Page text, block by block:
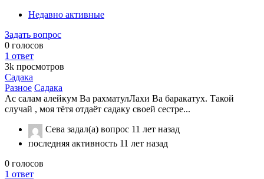
Недавно активные
Задать вопрос
0 голосов
1 ответ
3k просмотров
Садака
Разное Садака
Ас салам алейкум Ва рахматулЛахи Ва баракатух. Такой
случай , моя тётя отдаёт садаку своей сестре...
Сева задал(а) вопрос 11 лет назад
последняя активность 11 лет назад
0 голосов
1 ответ